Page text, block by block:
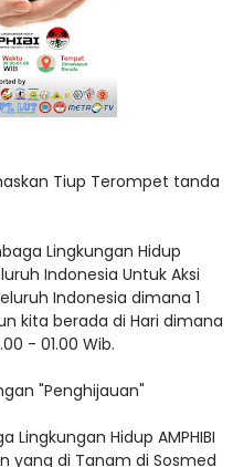
Tiup Terompet tanda
Lingkungan Hidup
Indonesia Untuk Aksi
Indonesia dimana 1
kita berada di Hari dimana
- 01.00 Wib.
"Penghijauan"
Lingkungan Hidup AMPHIBI
yang di Tanam di Sosmed